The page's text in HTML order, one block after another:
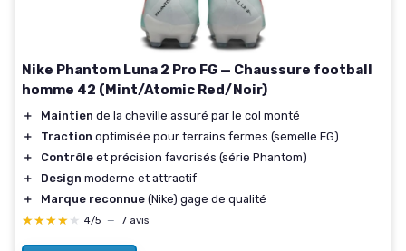
Nike Phantom Luna 2 Pro FG — Chaussure football
homme 42 (Mint/Atomic Red/Noir)
＋ Maintien de la cheville assuré par le col monté
＋
Traction optimisée pour terrains fermes (semelle FG)
＋
Contrôle et précision favorisés (série Phantom)
＋
Design moderne et attractif
＋
Marque reconnue (Nike) gage de qualité
★★★★★
★★★★★ 4/5 — 7 avis